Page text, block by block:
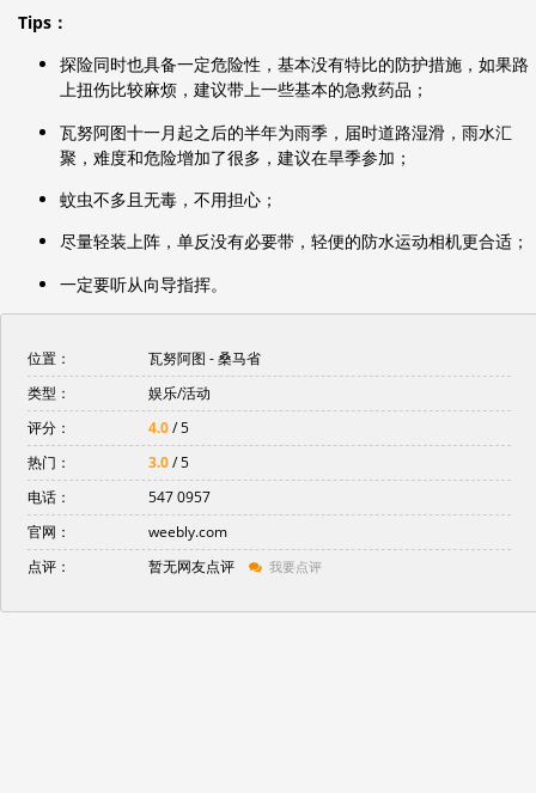
Tips：
探险同时也具备一定危险性，基本没有特比的防护措施，如果路
上扭伤比较麻烦，建议带上一些基本的急救药品；
瓦努阿图十一月起之后的半年为雨季，届时道路湿滑，雨水汇
聚，难度和危险增加了很多，建议在旱季参加；
蚊虫不多且无毒，不用担心；
尽量轻装上阵，单反没有必要带，轻便的防水运动相机更合适；
一定要听从向导指挥。
位置： 瓦努阿图 -桑马省
类型：
娱乐/活动
评分：
4.0/ 5
热门：
3.0/ 5
电话：
547 0957
官网：
weebly.com
点评：
暂无网友点评 我要点评